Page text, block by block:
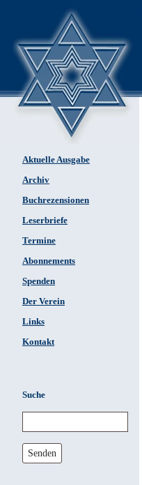
Aktuelle Ausgabe
Archiv
Buchrezensionen
Leserbriefe
Termine
Abonnements
Spenden
Der Verein
Links
Kontakt
Suche
Senden